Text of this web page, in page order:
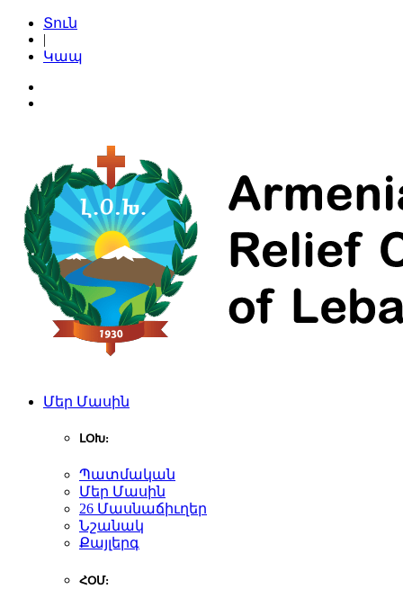
Տուն
|
Կապ
Մեր Մասին
ԼՕԽ:
Պատմական
Մեր Մասին
26 Մասնաճիւղեր
Նշանակ
Քայլերգ
ՀՕՄ: